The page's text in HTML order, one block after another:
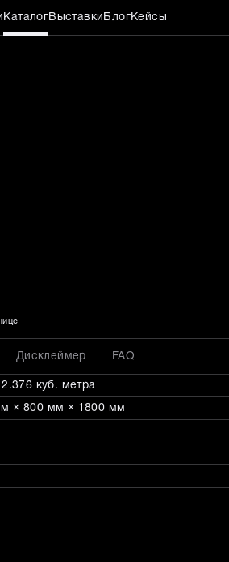
КаталогВыставки БлогКейсы
Дисклеймер FAQ
куб. метра
× 800 мм × 1800 мм